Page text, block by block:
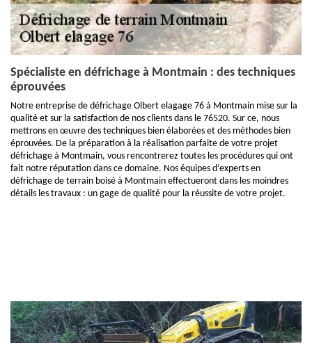
Spécialiste en défrichage à Montmain : des techniques
éprouvées
Notre entreprise de défrichage Olbert elagage 76 à Montmain mise sur la
qualité et sur la satisfaction de nos clients dans le 76520. Sur ce, nous
mettrons en œuvre des techniques bien élaborées et des méthodes bien
éprouvées. De la préparation à la réalisation parfaite de votre projet
défrichage à Montmain, vous rencontrerez toutes les procédures qui ont
fait notre réputation dans ce domaine. Nos équipes d’experts en
défrichage de terrain boisé à Montmain effectueront dans les moindres
détails les travaux : un gage de qualité pour la réussite de votre projet.